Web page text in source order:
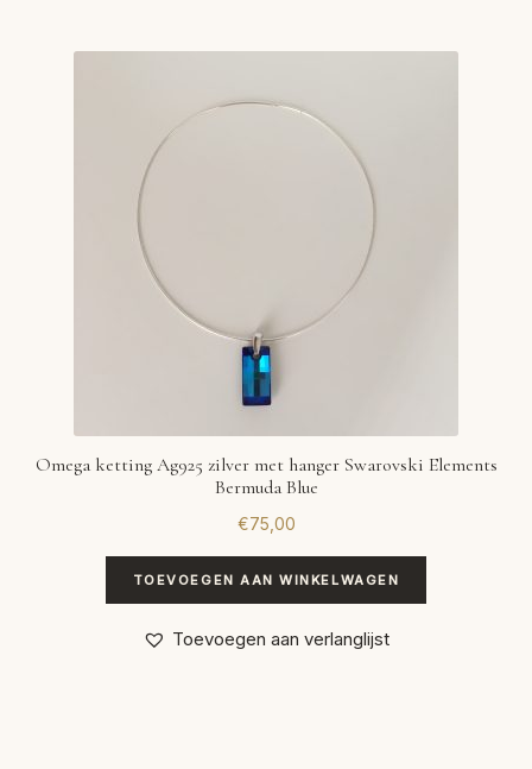
Omega ketting Ag925 zilver met hanger Swarovski Elements
Bermuda Blue
€75,00
TOEVOEGEN AAN WINKELWAGEN
Toevoegen aan verlanglijst